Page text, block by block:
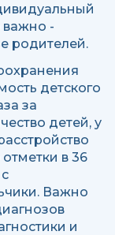
важно -
родителей.
детского
за
детей, у
отметки в 36
Важно
и